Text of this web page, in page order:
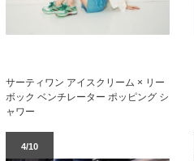
サーティワン アイスクリーム × リー
ボック ベンチレーター ポッピング シ
ャワー
4/10